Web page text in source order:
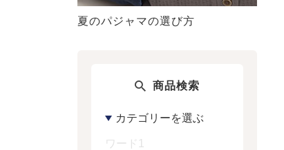
夏のパジャマの選び方
商品検索